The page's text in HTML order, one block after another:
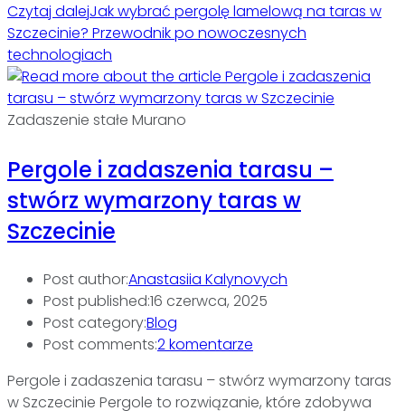
Czytaj dalejJak wybrać pergolę lamelową na taras w
Szczecinie? Przewodnik po nowoczesnych
technologiach
Zadaszenie stałe Murano
Pergole i zadaszenia tarasu –
stwórz wymarzony taras w
Szczecinie
Post author:Anastasiia Kalynovych
Post published:16 czerwca, 2025
Post category:Blog
Post comments:2 komentarze
Pergole i zadaszenia tarasu – stwórz wymarzony taras
w Szczecinie Pergole to rozwiązanie, które zdobywa